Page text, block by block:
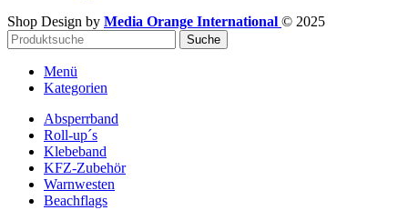
Shop Design by Media Orange International © 2025
Suche
Menü
Kategorien
Absperrband
Roll-up´s
Klebeband
KFZ-Zubehör
Warnwesten
Beachflags